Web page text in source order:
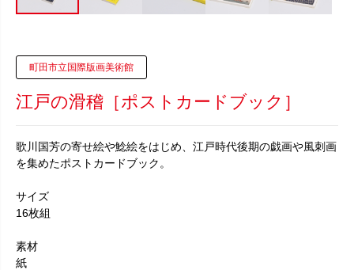
町田市立国際版画美術館
江戸の滑稽［ポストカードブック］
歌川国芳の寄せ絵や鯰絵をはじめ、江戸時代後期の戯画や風刺画
を集めたポストカードブック。
サイズ
16枚組
素材
紙